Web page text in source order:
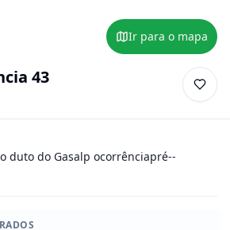
Ir para o mapa
43
duto do Gasalp ocorrênciapré--